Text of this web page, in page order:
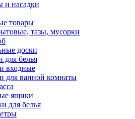
и насадки
товары
тазы, мусорки
доски
для белья
входные
для ванной комнаты
ящики
для белья